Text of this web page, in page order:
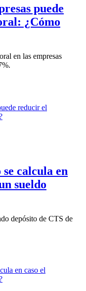
puede
¿Cómo
en las empresas
se calcula en
sueldo
depósito de CTS de